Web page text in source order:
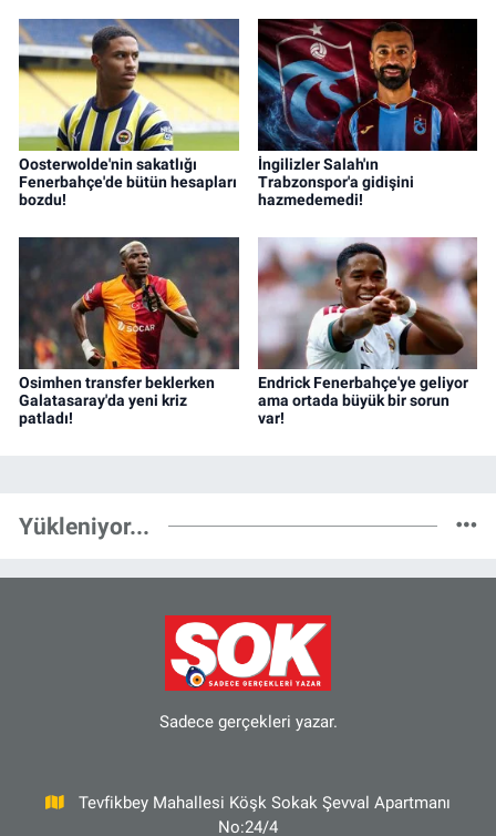
Oosterwolde'nin sakatlığı
Fenerbahçe'de bütün hesapları
bozdu!
İngilizler Salah'ın
Trabzonspor'a gidişini
hazmedemedi!
Osimhen transfer beklerken
Galatasaray'da yeni kriz
patladı!
Endrick Fenerbahçe'ye geliyor
ama ortada büyük bir sorun
var!
Yükleniyor...
Sadece gerçekleri yazar.
Tevfikbey Mahallesi Köşk Sokak Şevval Apartmanı
No:24/4